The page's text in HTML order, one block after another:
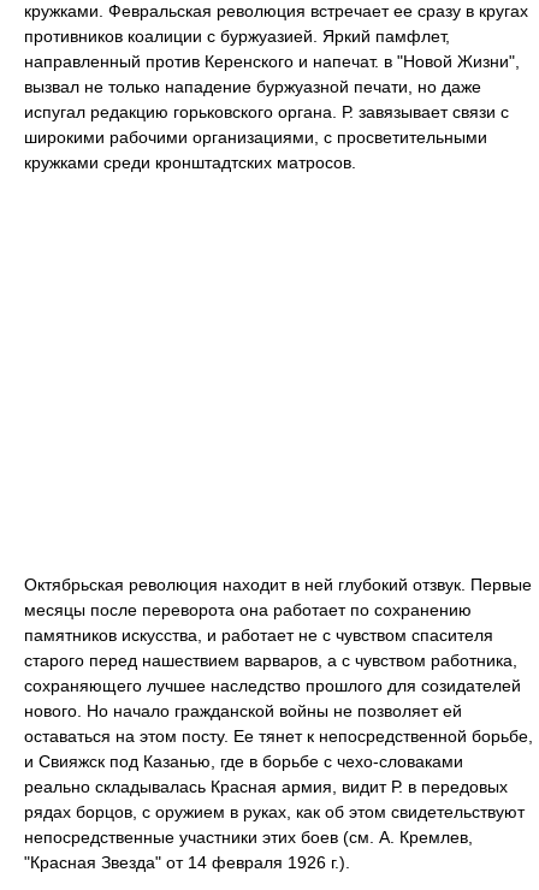
кружками. Февральская революция встречает ее сразу в кругах
противников коалиции с буржуазией. Яркий памфлет,
направленный против Керенского и напечат. в "Новой Жизни",
вызвал не только нападение буржуазной печати, но даже
испугал редакцию горьковского органа. Р. завязывает связи с
широкими рабочими организациями, с просветительными
кружками среди кронштадтских матросов.
Октябрьская революция находит в ней глубокий отзвук. Первые
месяцы после переворота она работает по сохранению
памятников искусства, и работает не с чувством спасителя
старого перед нашествием варваров, а с чувством работника,
сохраняющего лучшее наследство прошлого для созидателей
нового. Но начало гражданской войны не позволяет ей
оставаться на этом посту. Ее тянет к непосредственной борьбе,
и Свияжск под Казанью, где в борьбе с чехо-словаками
реально складывалась Красная армия, видит Р. в передовых
рядах борцов, с оружием в руках, как об этом свидетельствуют
непосредственные участники этих боев (см. А. Кремлев,
"Красная Звезда" от 14 февраля 1926 г.).